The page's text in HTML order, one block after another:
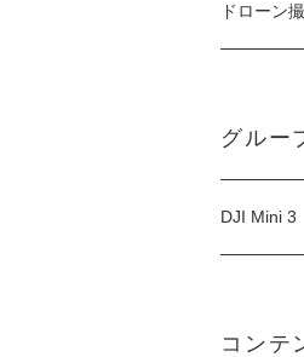
ドローン
グルー
DJI Mini 3
コンテ